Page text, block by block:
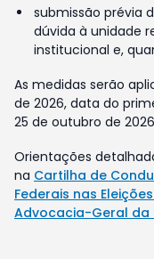
submissão prévia
dúvida à unidade
institucional e,
As medidas serão
de 2026, data do
25 de outubro de
Orientações
na Cartilha de
Federais nas
Advocacia-Geral da